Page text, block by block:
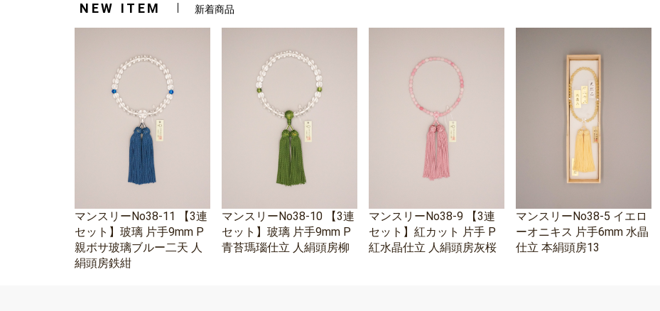
NEW ITEM 新着商品
マンスリーNo38-11 【3連
セット】玻璃 片手9mm P
親ボサ玻璃ブルー二天 人
絹頭房鉄紺
マンスリーNo38-10 【3連
セット】玻璃 片手9mm P
青苔瑪瑙仕立 人絹頭房柳
マンスリーNo38-9 【3連
セット】紅カット 片手 P
紅水晶仕立 人絹頭房灰桜
マンスリーNo38-5 イエロ
ーオニキス 片手6mm 水晶
仕立 本絹頭房13